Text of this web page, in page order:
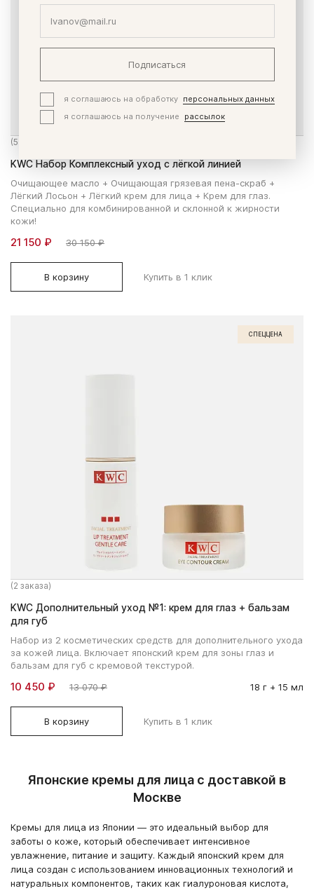
(50 заказов)
KWC Набор Комплексный уход c лёгкой линией
Очищающее масло + Очищающая грязевая пена-скраб +
Лёгкий Лосьон + Лёгкий крем для лица + Крем для глаз.
Специально для комбинированной и склонной к жирности
кожи!
21 150 ₽ 30 150 ₽
В корзину Купить в 1 клик
СПЕЦЦЕНА
(2 заказа)
KWC Дополнительный уход №1: крем для глаз + бальзам
для губ
Набор из 2 косметических средств для дополнительного ухода
за кожей лица. Включает японский крем для зоны глаз и
бальзам для губ с кремовой текстурой.
10 450 ₽ 13 070 ₽ 18 г + 15 мл
В корзину Купить в 1 клик
Японские кремы для лица с доставкой в
Москве
Кремы для лица из Японии — это идеальный выбор для
заботы о коже, который обеспечивает интенсивное
увлажнение, питание и защиту. Каждый японский крем для
лица создан с использованием инновационных технологий и
натуральных компонентов, таких как гиалуроновая кислота,
Подписаться
я соглашаюсь на обработку
персональных данных
я соглашаюсь на получение
рассылок